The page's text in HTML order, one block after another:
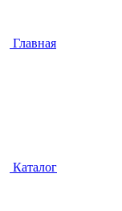
Главная
Каталог